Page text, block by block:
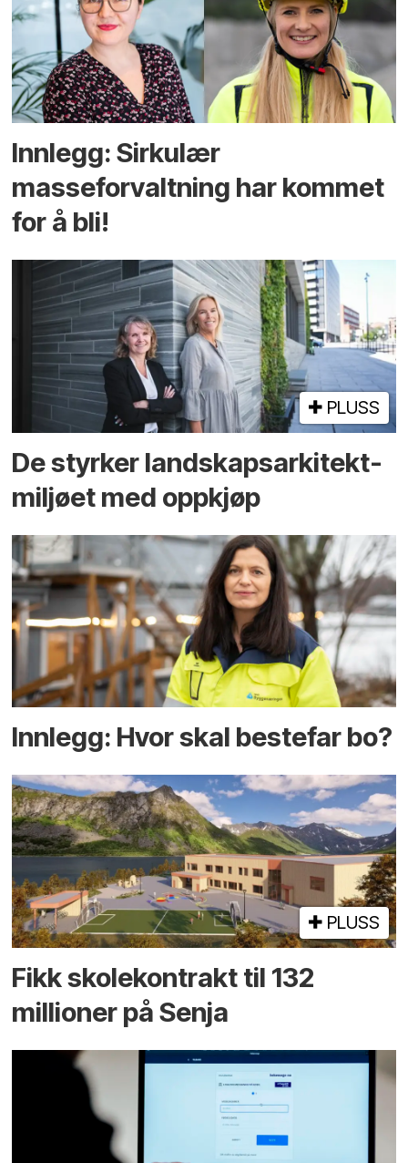
Innlegg: Sirkulær
masseforvaltning har kommet
for å bli!
PLUSS
De styrker landskaps­arkitekt­
miljøet med oppkjøp
Innlegg: Hvor skal bestefar bo?
PLUSS
Fikk skole­kontrakt til 132
millioner på Senja